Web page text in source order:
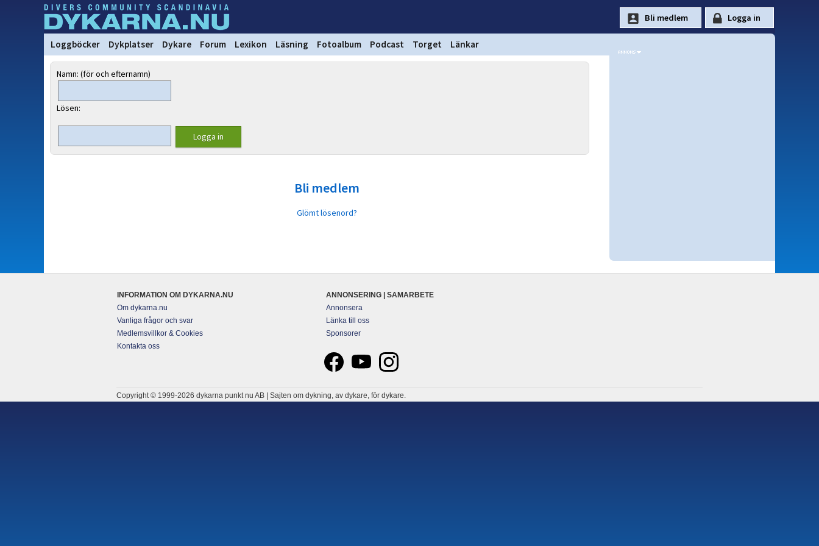
Loggböcker Dykplatser Dykare Forum Lexikon Läsning Fotoalbum Podcast Torget Länkar
Namn: (för och efternamn)
Lösen:
Bli medlem
Glömt lösenord?
INFORMATION OM DYKARNA.NU
Om dykarna.nu
Vanliga frågor och svar
Medlemsvillkor & Cookies
Kontakta oss
ANNONSERING | SAMARBETE
Annonsera
Länka till oss
Sponsorer
Copyright © 1999-2026 dykarna punkt nu AB | Sajten om dykning, av dykare, för dykare.